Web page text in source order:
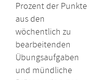
Prozent der Punkte
aus den
wöchentlich zu
bearbeitenden
Übungsaufgaben
und mündliche